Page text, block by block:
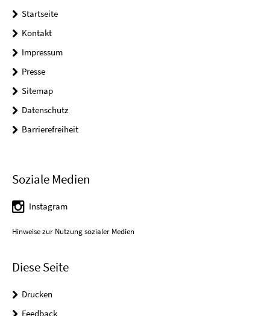
Startseite
Kontakt
Impressum
Presse
Sitemap
Datenschutz
Barrierefreiheit
Soziale Medien
Instagram
Hinweise zur Nutzung sozialer Medien
Diese Seite
Drucken
Feedback